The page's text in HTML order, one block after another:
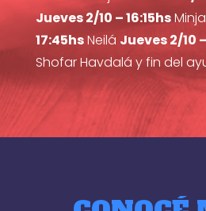
Jueves 2/10 – 16:15hsMinja
17:45hsNeilá Jueves 2/10
Shofar Havdalá y fin del